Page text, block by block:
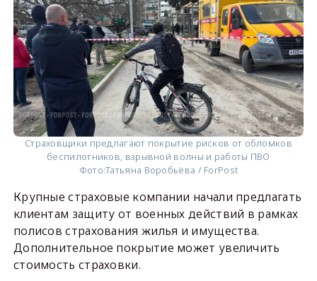
Страховщики предлагают покрытие рисков от обломков
беспилотников, взрывной волны и работы ПВО
Фото:Татьяна Воробьёва / ForPost
Крупные страховые компании начали предлагать
клиентам защиту от военных действий в рамках
полисов страхования жилья и имущества.
Дополнительное покрытие может увеличить
стоимость страховки.